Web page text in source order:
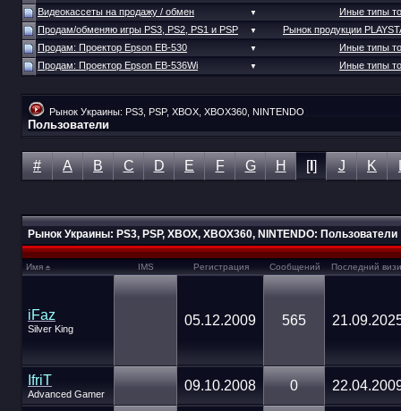
Видеокассеты на продажу / обмен
▼
Иные типы
Продам/обменяю игры PS3, PS2, PS1 и PSP
▼
Рынок продукции
Продам: Проектор Epson EB-530
▼
Иные типы
Продам: Проектор Epson EB-536Wi
▼ Иные типы
Рынок Украины: PS3, PSP, XBOX, XBOX360, NINTENDO
Пользователи
# A B C D E F G H [I] J K
Рынок Украины: PS3, PSP, XBOX, XBOX360, NINTENDO: Пользователи
Имя IMS Регистрация Сообщений Последний
iFaz
Silver King
05.12.2009 565
IfriT
Advanced Gamer
09.10.2008 0